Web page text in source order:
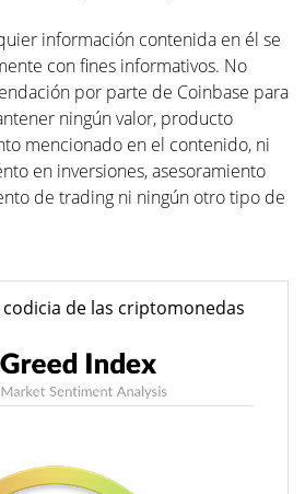
información contenida en él se
con fines informativos. No
por parte de Coinbase para
ningún valor, producto
mencionado en el contenido, ni
en inversiones, asesoramiento
de trading ni ningún otro tipo de
de las criptomonedas